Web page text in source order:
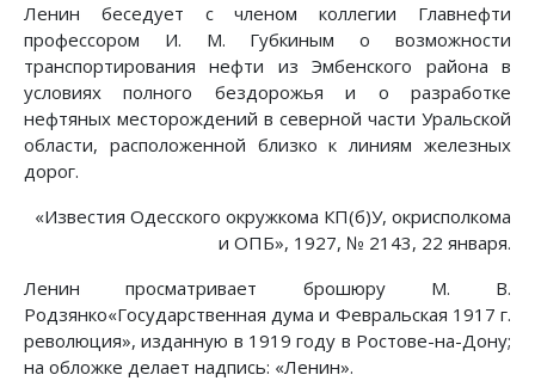
Ленин беседует с членом коллегии Главнефти
профессором И. М. Губкиным о возможности
транспортирования нефти из Эмбенского района в
условиях полного бездорожья и о разработке
нефтяных месторождений в северной части Уральской
области, расположенной близко к линиям железных
дорог.
«Известия Одесского окружкома КП(б)У, окрисполкома
и ОПБ», 1927, № 2143, 22 января.
Ленин просматривает брошюру М. В.
Родзянко«Государственная дума и Февральская 1917 г.
революция», изданную в 1919 году в Ростове-на-Дону;
на обложке делает надпись: «Ленин».